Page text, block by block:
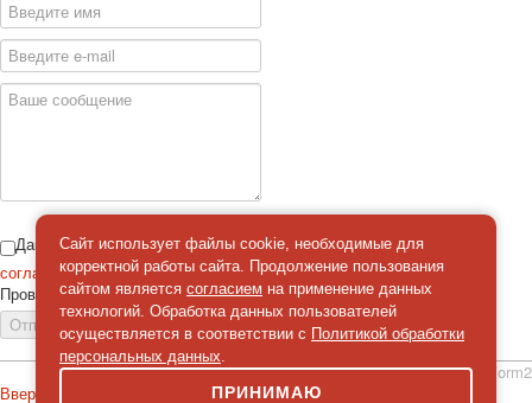
Даю
согласиена обработку персональных данных
Проверка*
Отправить сообщение
simpleForm2
Вверх
Сайт использует файлы cookie, необходимые для
корректной работы сайта. Продолжение пользования
сайтом является согласием на применение данных
технологий. Обработка данных пользователей
осуществляется в соответствии с Политикой обработки
персональных данных.
ПРИНИМАЮ